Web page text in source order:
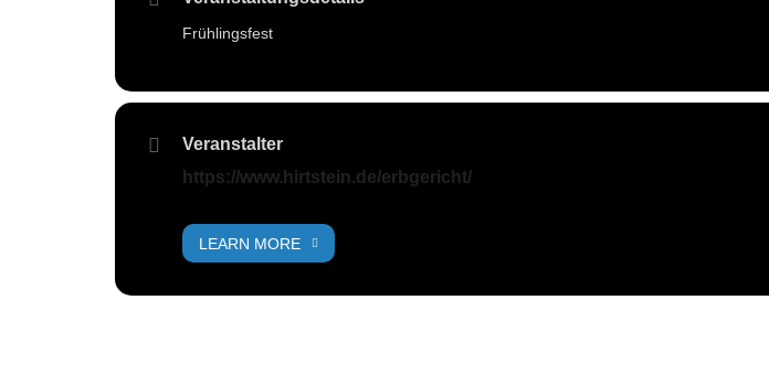
Frühlingsfest
Veranstalter
https://www.hirtstein.de/erbgericht/
LEARN MORE